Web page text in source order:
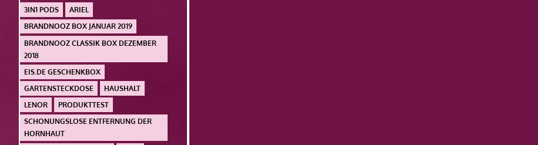
3IN1 PODS
ARIEL
BRANDNOOZ BOX JANUAR 2019
BRANDNOOZ CLASSIK BOX DEZEMBER
2018
EIS.DE GESCHENKBOX
GARTENSTECKDOSE
HAUSHALT
LENOR
PRODUKTTEST
SCHONUNGSLOSE ENTFERNUNG DER
HORNHAUT